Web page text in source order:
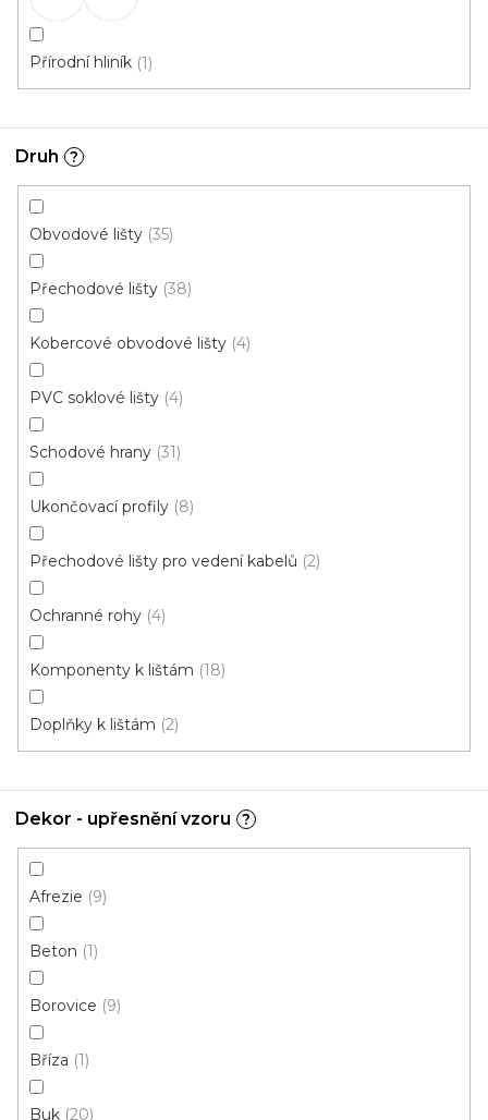
Přírodní hliník 1
Druh ?
Obvodové lišty 35
Přechodové lišty 38
Kobercové obvodové lišty 4
PVC soklové lišty 4
Schodové hrany 31
Ukončovací profily 8
Přechodové lišty pro vedení kabelů 2
Ochranné rohy 4
Komponenty k lištám 18
Doplňky k lištám 2
Dekor - upřesnění vzoru ?
Afrezie 9
Beton 1
Borovice 9
Bříza 1
Buk 20
Q63 spojka - 2ks v balení sv.bronz
Q63 vnější roh - 2ks v balení stříbro
31 Kč